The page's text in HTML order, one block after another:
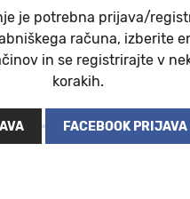
je potrebna prijava/
računa, izberite
in se registrirajte v
korakih.
FACEBOOK PRIJAVA